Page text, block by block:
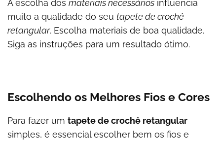
A escolha dos materiais necessários influencia
muito a qualidade do seu tapete de crochê
retangular. Escolha materiais de boa qualidade.
Siga as instruções para um resultado ótimo.
Escolhendo os Melhores Fios e Cores
Para fazer um tapete de crochê retangular
simples, é essencial escolher bem os fios e